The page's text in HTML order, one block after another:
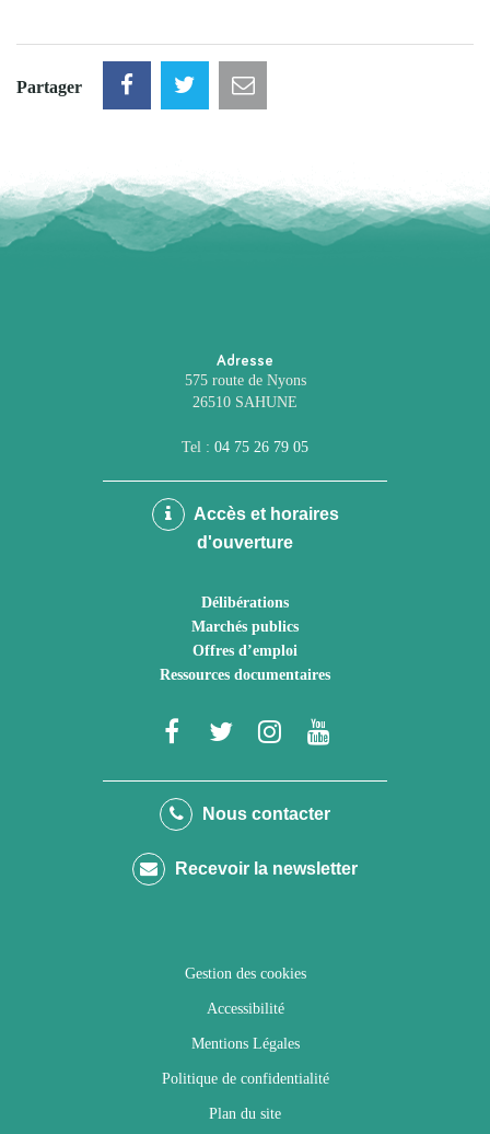
Partager
Adresse
575 route de Nyons
26510 SAHUNE
Tel : 04 75 26 79 05
Accès et horaires
d'ouverture
Délibérations
Marchés publics
Offres d’emploi
Ressources documentaires
Lien
le
Facebook
Lien
le
Twitter
Lien
le
Instagram
Youtube
Nous contacter
Recevoir la newsletter
Gestion des cookies
Accessibilité
Mentions Légales
Politique de confidentialité
Plan du site